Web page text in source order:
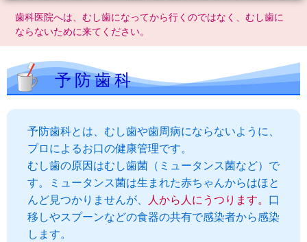
歯科医院へは、むし歯になってから行くのではなく、むし歯に
ならないために来てください。
予防歯科
予防歯科とは、むし歯や歯周病にならないように、
プロによるお口の健康管理です。
むし歯の原因はむし歯菌（ミュータンス菌など）で
す。ミュータンス菌は生まれた赤ちゃんからはほと
んど見つかりませんが、
人から人にうつります。 口
移しやスプーンなどの食器の共有で感染者から感染
します。